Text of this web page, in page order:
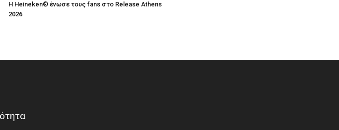
Η Heineken® ένωσε τους fans στο Release Athens
2026